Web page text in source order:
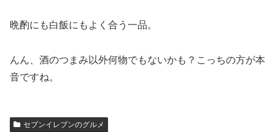
晩酌にも白飯にもよく合う一品。
んん、酒のつまみ以外何物でもないかも？こっちの方が本
音ですね。
セブンイレブンのグルメ